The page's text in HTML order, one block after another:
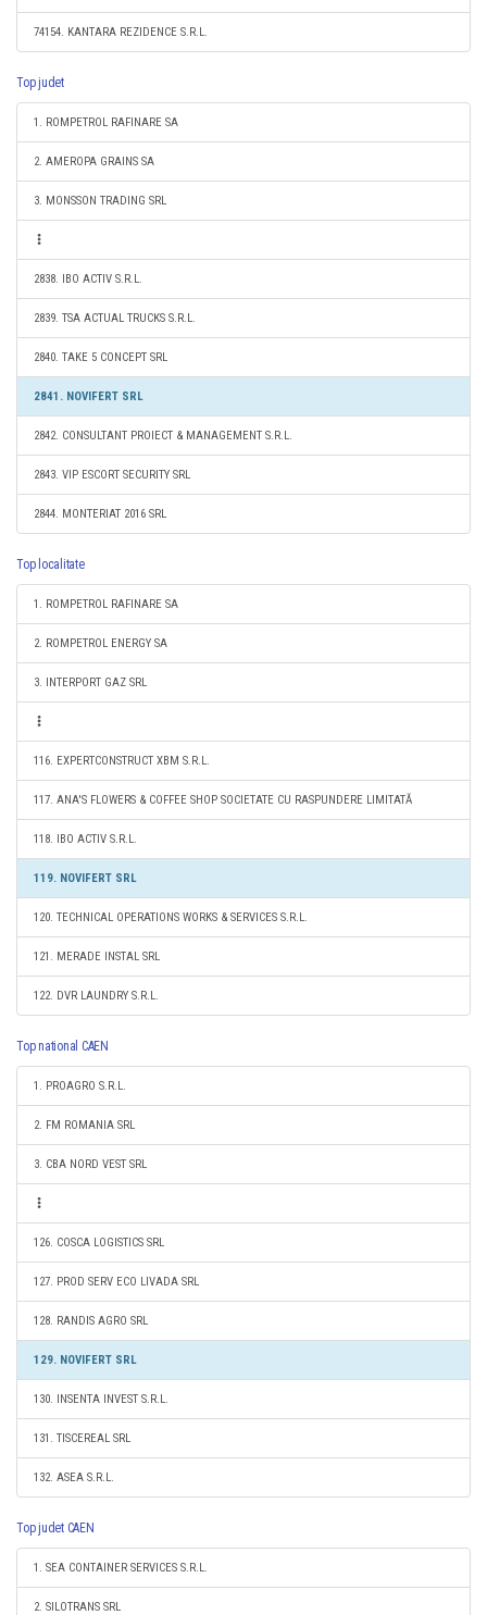
74154. KANTARA REZIDENCE S.R.L.
Top judet
1. ROMPETROL RAFINARE SA
2. AMEROPA GRAINS SA
3. MONSSON TRADING SRL
2838. IBO ACTIV S.R.L.
2839. TSA ACTUAL TRUCKS S.R.L.
2840. TAKE 5 CONCEPT SRL
2841. NOVIFERT SRL
2842. CONSULTANT PROIECT & MANAGEMENT S.R.L.
2843. VIP ESCORT SECURITY SRL
2844. MONTERIAT 2016 SRL
Top localitate
1. ROMPETROL RAFINARE SA
2. ROMPETROL ENERGY SA
3. INTERPORT GAZ SRL
116. EXPERTCONSTRUCT XBM S.R.L.
117. ANA'S FLOWERS & COFFEE SHOP SOCIETATE CU RASPUNDERE LIMITATĂ
118. IBO ACTIV S.R.L.
119. NOVIFERT SRL
120. TECHNICAL OPERATIONS WORKS & SERVICES S.R.L.
121. MERADE INSTAL SRL
122. DVR LAUNDRY S.R.L.
Top national CAEN
1. PROAGRO S.R.L.
2. FM ROMANIA SRL
3. CBA NORD VEST SRL
126. COSCA LOGISTICS SRL
127. PROD SERV ECO LIVADA SRL
128. RANDIS AGRO SRL
129. NOVIFERT SRL
130. INSENTA INVEST S.R.L.
131. TISCEREAL SRL
132. ASEA S.R.L.
Top judet CAEN
1. SEA CONTAINER SERVICES S.R.L.
2. SILOTRANS SRL